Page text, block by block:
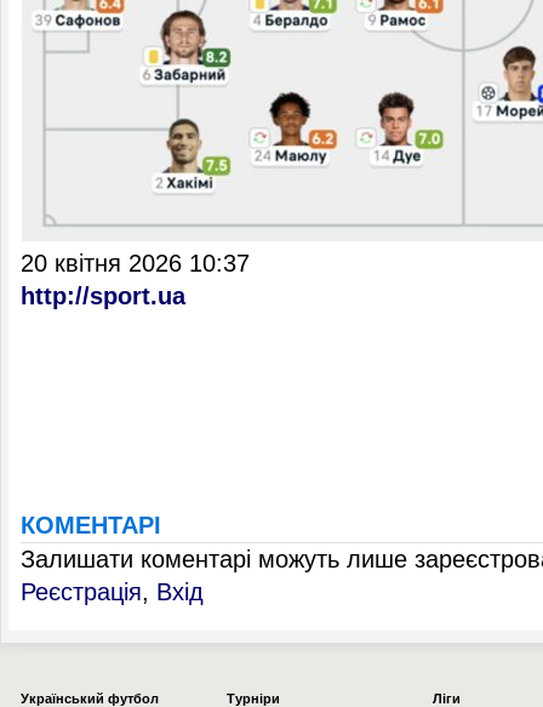
20 квітня 2026 10:37
http://sport.ua
КОМЕНТАРІ
Залишати коментарі можуть лише
Реєстрація, Вхід
Українcький футбол
Турніри
Ліги